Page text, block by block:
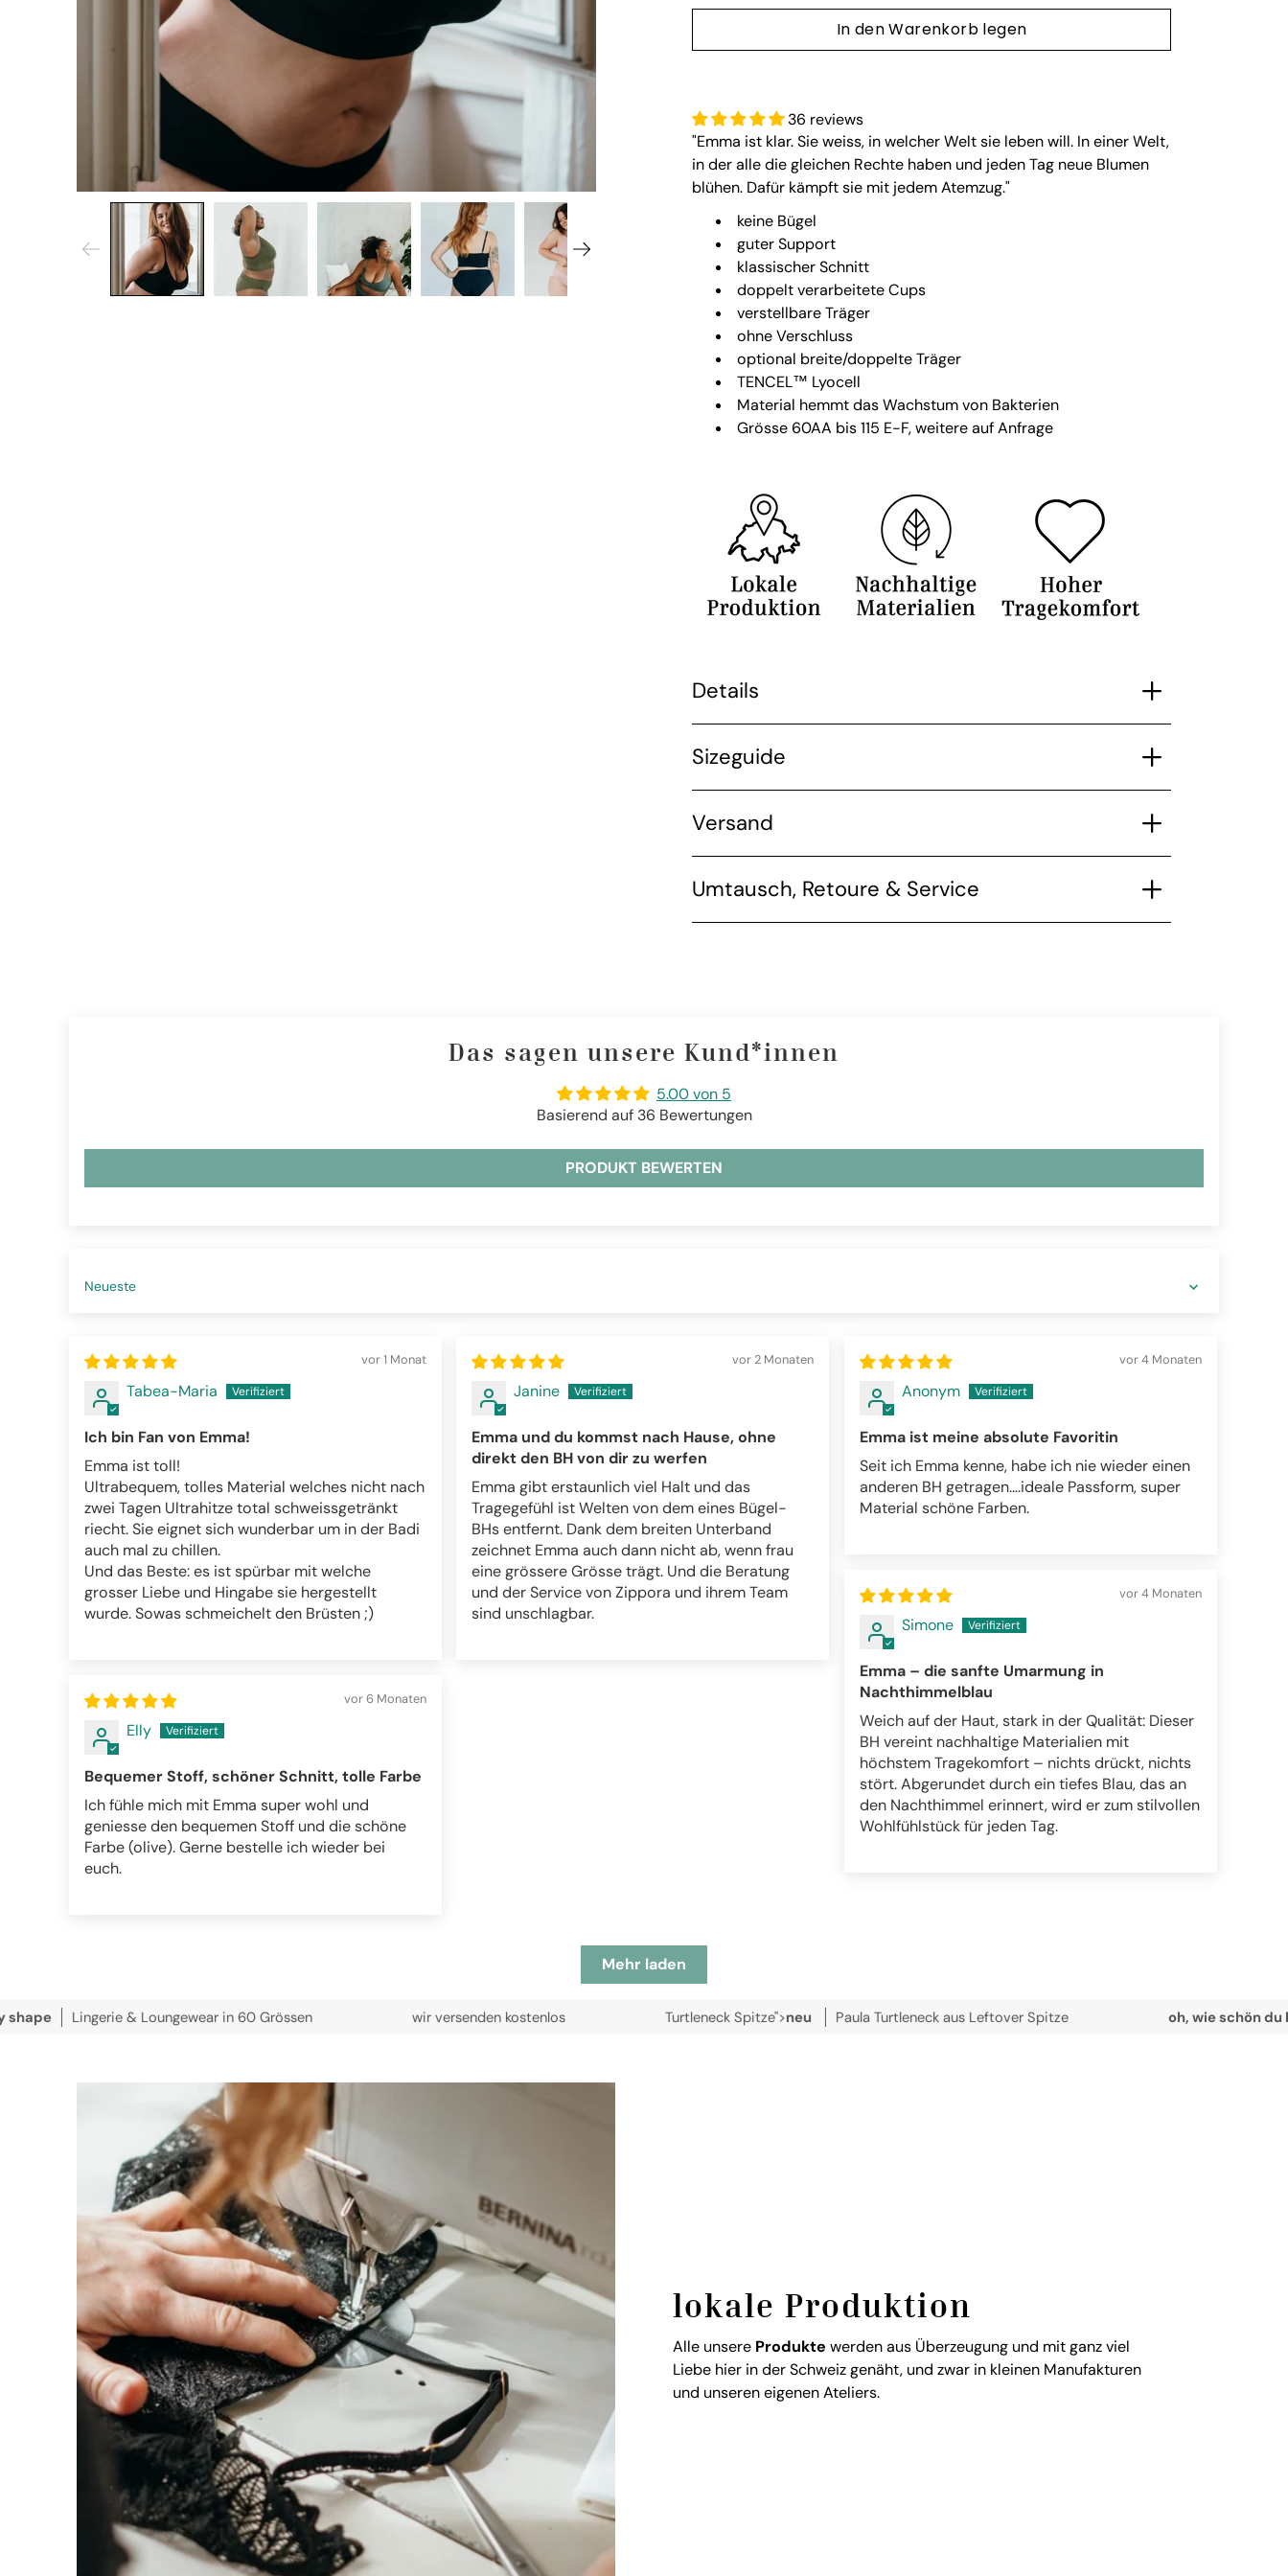
In den Warenkorb legen
36 reviews
"Emma ist klar. Sie weiss, in welcher Welt sie leben will. In einer Welt,
in der alle die gleichen Rechte haben und jeden Tag neue Blumen
blühen. Dafür kämpft sie mit jedem Atemzug."
keine Bügel
guter Support
klassischer Schnitt
doppelt verarbeitete Cups
verstellbare Träger
ohne Verschluss
optional breite/doppelte Träger
TENCEL™ Lyocell
Material hemmt das Wachstum von Bakterien
Grösse 60AA bis 115 E-F, weitere auf Anfrage
Details
Sizeguide
Versand
Umtausch, Retoure & Service
Das sagen unsere Kund*innen
5.00 von 5
Basierend auf 36 Bewertungen
PRODUKT BEWERTEN
Sort by
vor 1 Monat
Tabea-Maria
Ich bin Fan von Emma!
Emma ist toll!
Ultrabequem, tolles Material welches nicht nach
zwei Tagen Ultrahitze total schweissgetränkt
riecht. Sie eignet sich wunderbar um in der Badi
auch mal zu chillen.
Und das Beste: es ist spürbar mit welche
grosser Liebe und Hingabe sie hergestellt
wurde. Sowas schmeichelt den Brüsten ;)
vor 2 Monaten
Janine
Emma und du kommst nach Hause, ohne
direkt den BH von dir zu werfen
Emma gibt erstaunlich viel Halt und das
Tragegefühl ist Welten von dem eines Bügel-
BHs entfernt. Dank dem breiten Unterband
zeichnet Emma auch dann nicht ab, wenn frau
eine grössere Grösse trägt. Und die Beratung
und der Service von Zippora und ihrem Team
sind unschlagbar.
vor 4 Monaten
Anonym
Emma ist meine absolute Favoritin
Seit ich Emma kenne, habe ich nie wieder einen
anderen BH getragen….ideale Passform, super
Material schöne Farben.
vor 4 Monaten
Simone
Emma – die sanfte Umarmung in
Nachthimmelblau
Weich auf der Haut, stark in der Qualität: Dieser
BH vereint nachhaltige Materialien mit
höchstem Tragekomfort – nichts drückt, nichts
stört. Abgerundet durch ein tiefes Blau, das an
den Nachthimmel erinnert, wird er zum stilvollen
Wohlfühlstück für jeden Tag.
vor 6 Monaten
Elly
Bequemer Stoff, schöner Schnitt, tolle Farbe
Ich fühle mich mit Emma super wohl und
geniesse den bequemen Stoff und die schöne
Farbe (olive). Gerne bestelle ich wieder bei
euch.
Mehr laden
& Loungewear in 60 Grössen wir versenden kostenlos Turtleneck Spitze">neu Paula Turtleneck aus Leftover Spitze oh, wie schön du bist!
lokale Produktion
Alle unsere Produkte werden aus Überzeugung und mit ganz viel
Liebe hier in der Schweiz genäht, und zwar in kleinen Manufakturen
und unseren eigenen Ateliers.